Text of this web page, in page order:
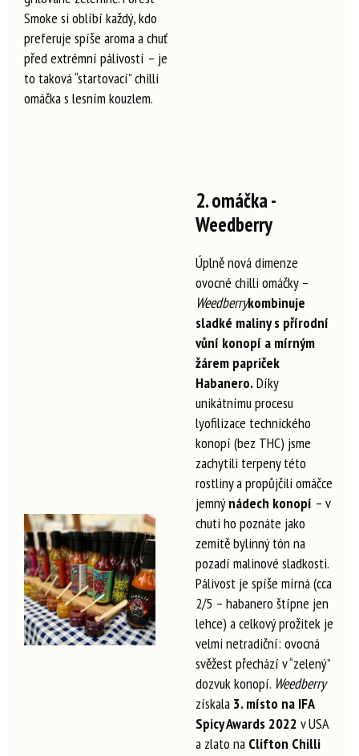
Smoke si oblíbí každý, kdo
preferuje spíše aroma a chuť
před extrémní pálivostí – je
to taková “startovací” chilli
omáčka s lesním kouzlem.
2. omáčka -
Weedberry
Úplně nová dimenze
ovocné chilli omáčky –
Weedberrykombinuje
sladké maliny s přírodní
vůní konopí a mírným
žárem papriček
Habanero.Díky
unikátnímu procesu
lyofilizace technického
konopí (bez THC) jsme
zachytili terpeny této
rostliny a propůjčili omáčce
jemnýnádech konopí – v
chuti ho poznáte jako
zemitě bylinný tón na
pozadí malinové sladkosti.
Pálivost je spíše mírná (cca
2/5 – habanero štípne jen
lehce) a celkový prožitek je
velmi netradiční: ovocná
svěžest přechází v “zelený”
dozvuk konopí. Weedberry
získala 3. místo na IFA
Spicy Awards 2022 v USA
a zlato na Clifton Chilli